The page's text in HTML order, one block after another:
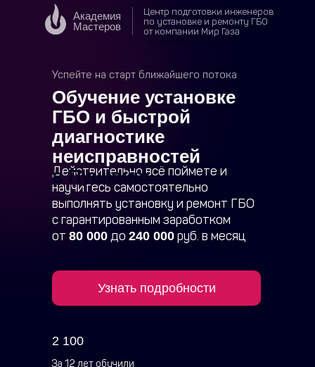
Действительно всё поймете и
научитесь самостоятельно
выполнять установку и ремонт ГБО
с гарантированным заработком
от 80 000 до 240 000 руб. в месяц
Узнать подробности
2 100
За 12 лет обучили
Обучение установке
ГБО и быстрой
диагностике
неисправностей
в Пушкино
Академия
Мастеров
Центр подготовки инженеров
по установке и ремонту ГБО
от компании Мир Газа
Успейте на старт ближайшего потока